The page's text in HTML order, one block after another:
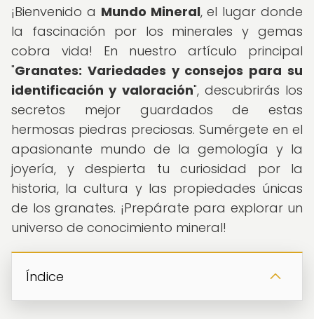
¡Bienvenido a Mundo Mineral, el lugar donde
la fascinación por los minerales y gemas
cobra vida! En nuestro artículo principal
"Granates: Variedades y consejos para su
identificación y valoración", descubrirás los
secretos mejor guardados de estas
hermosas piedras preciosas. Sumérgete en el
apasionante mundo de la gemología y la
joyería, y despierta tu curiosidad por la
historia, la cultura y las propiedades únicas
de los granates. ¡Prepárate para explorar un
universo de conocimiento mineral!
Índice